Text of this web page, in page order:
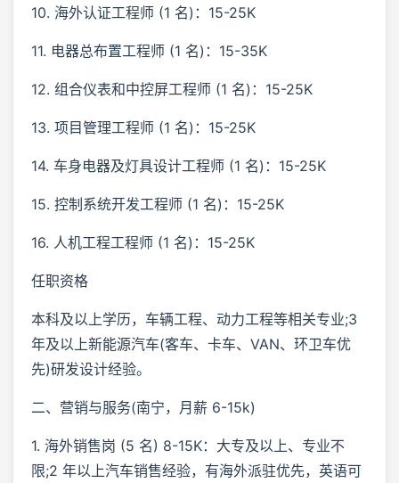
10. 海外认证工程师 (1 名)：15-25K
11. 电器总布置工程师 (1 名)：15-35K
12. 组合仪表和中控屏工程师 (1 名)：15-25K
13. 项目管理工程师 (1 名)：15-25K
14. 车身电器及灯具设计工程师 (1 名)：15-25K
15. 控制系统开发工程师 (1 名)：15-25K
16. 人机工程工程师 (1 名)：15-25K
任职资格
本科及以上学历，车辆工程、动力工程等相关专业;3
年及以上新能源汽车(客车、卡车、VAN、环卫车优
先)研发设计经验。
二、营销与服务(南宁，月薪 6-15k)
1. 海外销售岗 (5 名) 8-15K：大专及以上、专业不
限;2 年以上汽车销售经验，有海外派驻优先，英语可